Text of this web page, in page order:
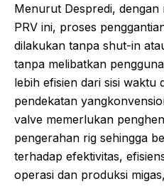
Menurut Despredi,
PRV ini, proses
dilakukan tanpa shut-in
tanpa melibatkan
lebih efisien dari sisi waktu
pendekatan
valve memerlukan
pengerahan rig sehingga
terhadap efektivitas,
operasi dan produksi